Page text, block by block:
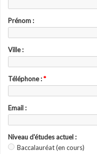
Prénom :
Ville :
Téléphone :*
Email :
Niveau d'études actuel :
Baccalauréat (en cours)